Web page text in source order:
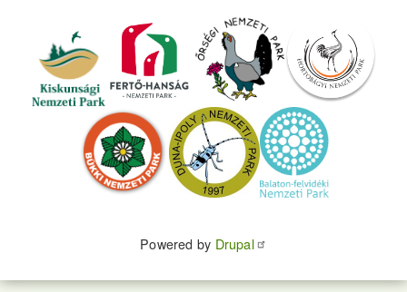
Powered by Drupal